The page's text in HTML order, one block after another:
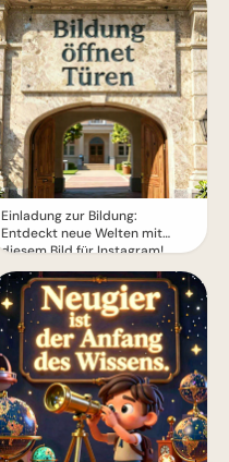
Einladung zur Bildung:
Entdeckt neue Welten mit
diesem Bild für Instagram!